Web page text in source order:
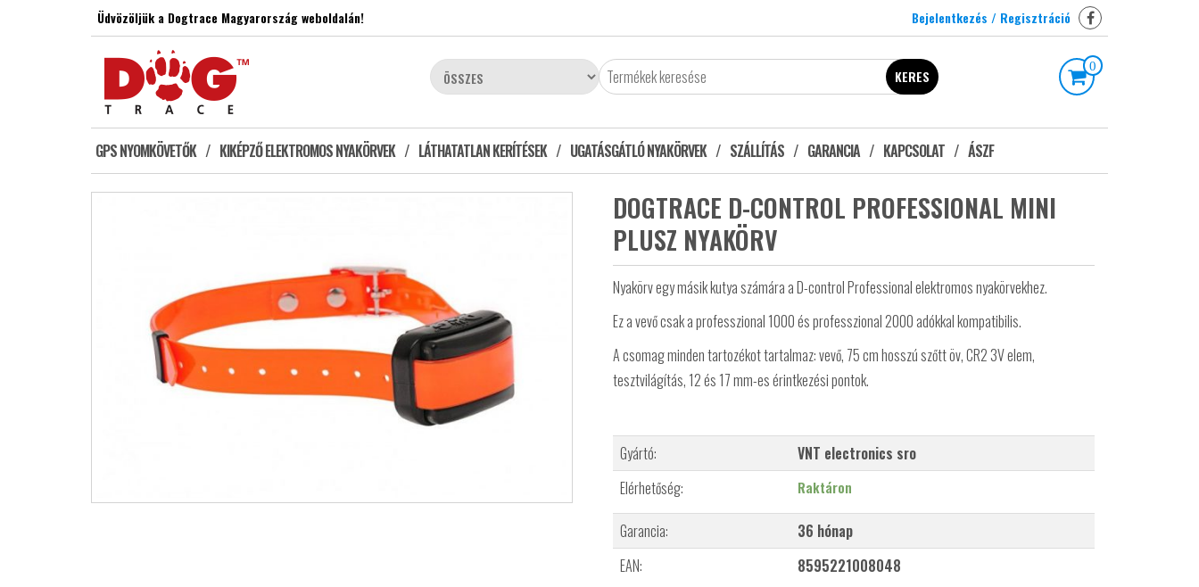
Üdvözöljük a Dogtrace Magyarország weboldalán! Bejelentkezés / Regisztráció
0
KERES
GPS NYOMKÖVETŐK KIKÉPZŐ ELEKTROMOS NYAKÖRVEK LÁTHATATLAN KERÍTÉSEK UGATÁSGÁTLÓ NYAKÖRVEK SZÁLLÍTÁS GARANCIA KAPCSOLAT ÁSZF
DOGTRACE D-CONTROL PROFESSIONAL MINI
PLUSZ NYAKÖRV
Nyakörv egy másik kutya számára a D-control Professional elektromos nyakörvekhez.
Ez a vevő csak a professzional 1000 és professzional 2000 adókkal kompatibilis.
A csomag minden tartozékot tartalmaz: vevő, 75 cm hosszú szőtt öv, CR2 3V elem,
tesztvilágítás, 12 és 17 mm-es érintkezési pontok.
Gyártó:
VNT electronics sro
Elérhetőség:
Raktáron
Garancia:
36 hónap
EAN:
8595221008048